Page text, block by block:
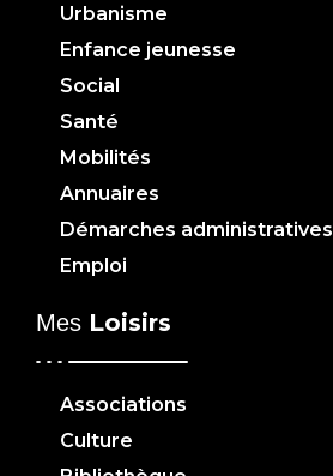
Urbanisme
Enfance jeunesse
Social
Santé
Mobilités
Annuaires
Démarches administratives
Emploi
Mes Loisirs
Associations
Culture